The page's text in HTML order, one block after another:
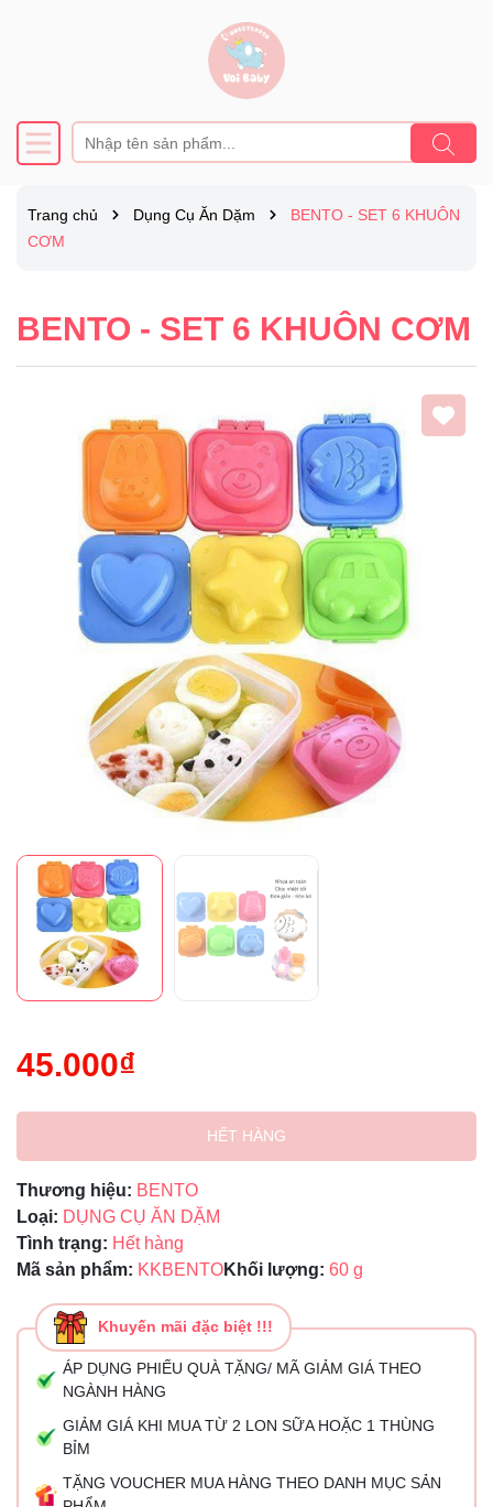
Trang chủ Dụng Cụ Ăn Dặm
BENTO - SET 6 KHUÔN
CƠM
BENTO - SET 6 KHUÔN CƠM
45.000₫
HẾT HÀNG
Thương hiệu: BENTO
Loại: DỤNG CỤ ĂN DẶM
Tình trạng: Hết hàng
Mã sản phẩm: KKBENTOKhối lượng: 60 g
Khuyến mãi đặc biệt !!!
ÁP DỤNG PHIẾU QUÀ TẶNG/ MÃ GIẢM GIÁ THEO
NGÀNH HÀNG
GIẢM GIÁ KHI MUA TỪ 2 LON SỮA HOẶC 1 THÙNG
BỈM
TẶNG VOUCHER MUA HÀNG THEO DANH MỤC SẢN
Điều kiện: